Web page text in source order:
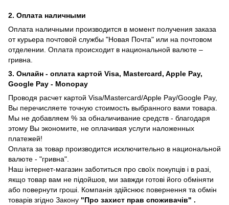
2. Оплата наличными
Оплата наличными производится в момент получения заказа
от курьера почтовой службы "Новая Почта" или на почтовом
отделении. Оплата происходит в национальной валюте –
гривна.
3. Онлайн - оплата картой Visa, Mastercard, Apple Pay,
Google Pay - Monopay
Проводя расчет картой Visa/Mastercard/Apple Pay/Google Pay,
Вы перечисляете точную стоимость выбранного вами товара.
Мы не добавляем % за обналичивание средств - благодаря
этому Вы экономите, не оплачивая услуги наложенных
платежей!
Оплата за товар производится исключительно в национальной
валюте - "гривна".
Наш інтернет-магазин заботиться про своїх покупців і в разі,
якщо товар вам не підойшов, ми завжди готові його обміняти
або повернути гроші. Компанія здійснює повернення та обмін
товарів згідно Закону "Про захист прав споживачів" .